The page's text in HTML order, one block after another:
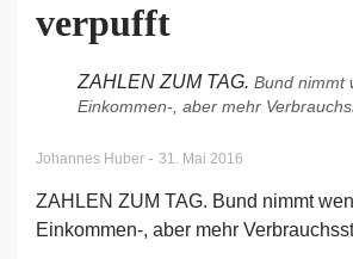
verpufft
ZAHLEN ZUM TAG. Bund nimmt
Einkommen-, aber mehr
Johannes Huber - 31. Mai 2016
ZAHLEN ZUM TAG. Bund nimmt
Einkommen-, aber mehr